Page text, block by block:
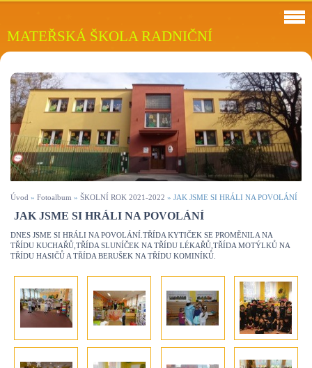
MATEŘSKÁ ŠKOLA RADNIČNÍ
Úvod » Fotoalbum » ŠKOLNÍ ROK 2021-2022 » JAK JSME SI HRÁLI NA POVOLÁNÍ
JAK JSME SI HRÁLI NA POVOLÁNÍ
DNES JSME SI HRÁLI NA POVOLÁNÍ.TŘÍDA KYTIČEK SE PROMĚNILA NA
TŘÍDU KUCHAŘŮ,TŘÍDA SLUNÍČEK NA TŘÍDU LÉKAŘŮ,TŘÍDA MOTÝLKŮ NA
TŘÍDU HASIČŮ A TŘÍDA BERUŠEK NA TŘÍDU KOMINÍKŮ.